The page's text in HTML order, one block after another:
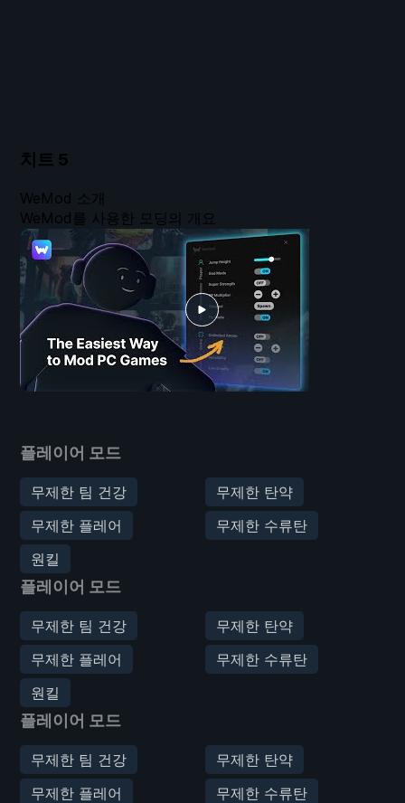
치트 5
플레이어 모드
무제한 팀 건강
무제한 탄약
무제한 플레어
무제한 수류탄
원킬
플레이어 모드
무제한 팀 건강
무제한 탄약
무제한 플레어
무제한 수류탄
원킬
플레이어 모드
무제한 팀 건강
무제한 탄약
무제한 플레어
무제한 수류탄
WeMod 소개
WeMod를 사용한 모딩의 개요